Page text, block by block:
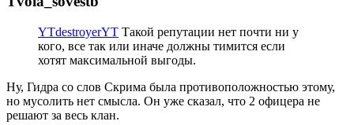
YTdestroyerYT Такой репутации нет почти ни у
кого, все так или иначе должны тимится если
хотят максимальной выгоды.
Ну, Гидра со слов Скрима была противоположностью этому,
но мусолить нет смысла. Он уже сказал, что 2 офицера не
решают за весь клан.